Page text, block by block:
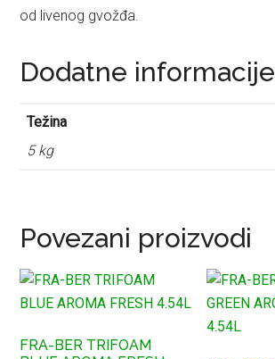
od livenog gvožđa.
Dodatne informacije
Težina
5 kg
Povezani proizvodi
FRA-BER TRIFOAM